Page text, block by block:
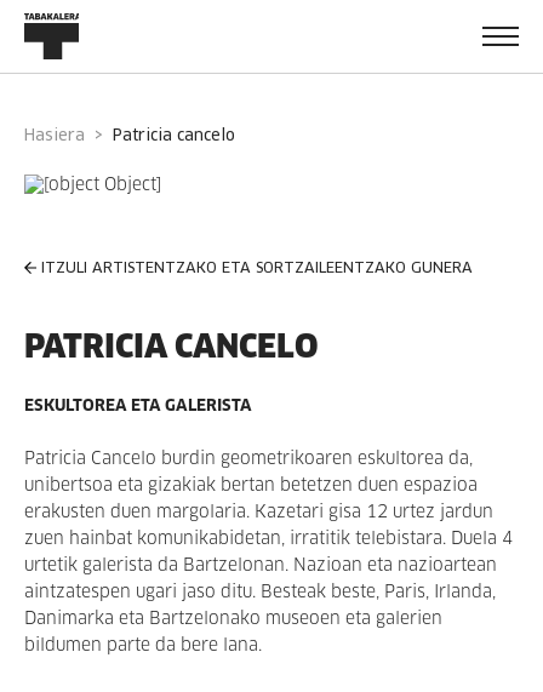
Hasiera patricia cancelo
ITZULI ARTISTENTZAKO ETA SORTZAILEENTZAKO GUNERA
PATRICIA CANCELO
ESKULTOREA ETA GALERISTA
Patricia Cancelo burdin geometrikoaren eskultorea da,
unibertsoa eta gizakiak bertan betetzen duen espazioa
erakusten duen margolaria. Kazetari gisa 12 urtez jardun
zuen hainbat komunikabidetan, irratitik telebistara. Duela 4
urtetik galerista da Bartzelonan. Nazioan eta nazioartean
aintzatespen ugari jaso ditu. Besteak beste, Paris, Irlanda,
Danimarka eta Bartzelonako museoen eta galerien
bildumen parte da bere lana.